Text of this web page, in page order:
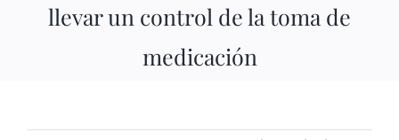
llevar un control de la toma de
medicación